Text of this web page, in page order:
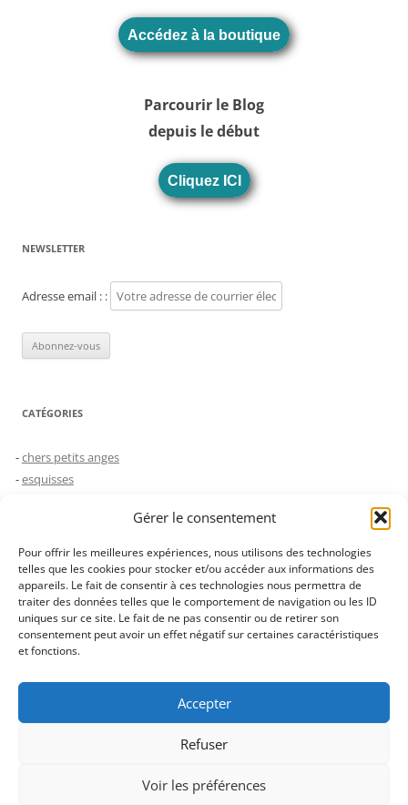
Gérer le consentement
Pour offrir les meilleures expériences, nous utilisons des technologies
telles que les cookies pour stocker et/ou accéder aux informations des
appareils. Le fait de consentir à ces technologies nous permettra de
traiter des données telles que le comportement de navigation ou les ID
uniques sur ce site. Le fait de ne pas consentir ou de retirer son
consentement peut avoir un effet négatif sur certaines caractéristiques
et fonctions.
Accepter
Refuser
Voir les préférences
Accédez à la boutique
Parcourir le Blog
depuis le début
Cliquez ICI
NEWSLETTER
Adresse email : :
CATÉGORIES
chers petits anges
esquisses
le choc des générations
Non classé
saynètes
JUSTE POUR FAIRE SÛR…
les utiliser sans mon autorisation.